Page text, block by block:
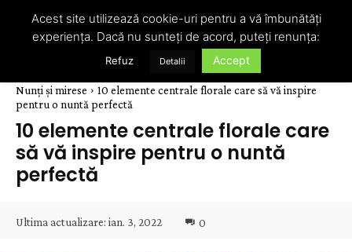
Nunți și mirese
10 elemente centrale florale care să vă inspire
pentru o nuntă perfectă
10 elemente centrale florale care
să vă inspire pentru o nuntă
perfectă
Ultima actualizare: ian. 3, 2022 0
Acest site utilizează cookie-uri pentru a vă îmbunătăți
experiența. Dacă nu sunteți de acord, puteți renunța:
Refuz Detalii Accept